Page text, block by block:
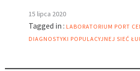
15 lipca 2020
Tagged in : LABORATORIUM PORT
DIAGNOSTYKI POPULACYJNEJ SIEĆ